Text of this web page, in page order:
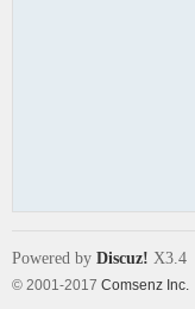
Powered by Discuz! X3.4
© 2001-2017 Comsenz Inc.